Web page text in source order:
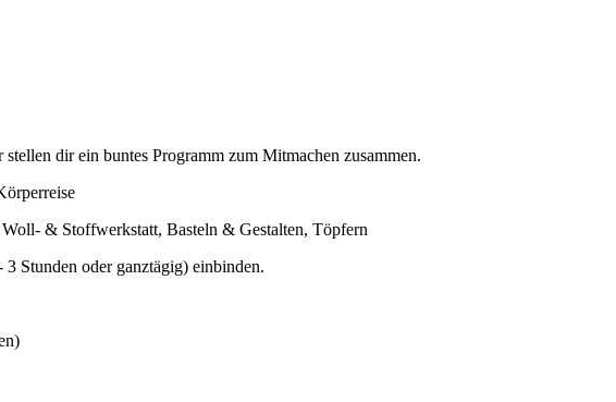
dir ein buntes Programm zum Mitmachen zusammen.
& Stoffwerkstatt, Basteln & Gestalten, Töpfern
3 Stunden oder ganztägig) einbinden.